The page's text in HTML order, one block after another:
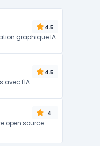
4.5
graphique IA
4.5
avec l'IA
4
open source